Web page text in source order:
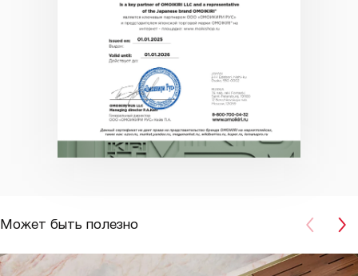
Может быть полезно